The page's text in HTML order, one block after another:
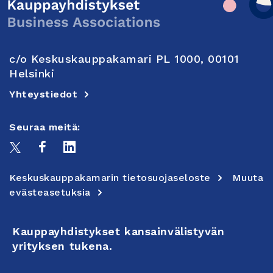
c/o Keskuskauppakamari PL 1000, 00101
Helsinki
Yhteystiedot
Seuraa meitä:
Keskuskauppakamarin tietosuojaseloste
Muuta
evästeasetuksia
Kauppayhdistykset kansainvälistyvän
yrityksen tukena.